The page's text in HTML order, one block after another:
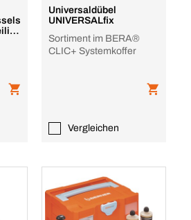
Universaldübel
UNIVERSALfix
Sortiment im BERA®
CLIC+ Systemkoffer
Vergleichen